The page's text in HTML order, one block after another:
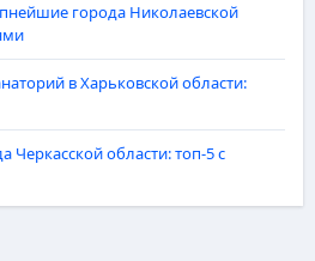
города Николаевской
в Харьковской области:
Черкасской области: топ-5 с